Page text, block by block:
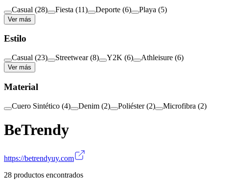
Casual (28) Fiesta (11) Deporte (6) Playa (5)
Ver más
Estilo
Casual (23) Streetwear (8) Y2K (6) Athleisure (6)
Ver más
Material
Cuero Sintético (4) Denim (2) Poliéster (2) Microfibra (2)
BeTrendy
https://betrendyuy.com
28 productos encontrados